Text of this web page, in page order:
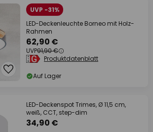
UVP -31%
LED-Deckenleuchte Borneo mit Holz-
Rahmen
62,90 €
UVP91,90 €
Produktdatenblatt
Auf Lager
LED-Deckenspot Trimes, Ø 11,5 cm,
weiß, CCT, step-dim
34,90 €